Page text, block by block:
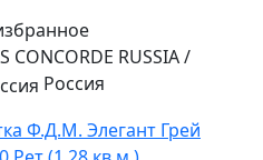
CONCORDE RUSSIA/
Россия
Ф.Д.М. Элегант Грей